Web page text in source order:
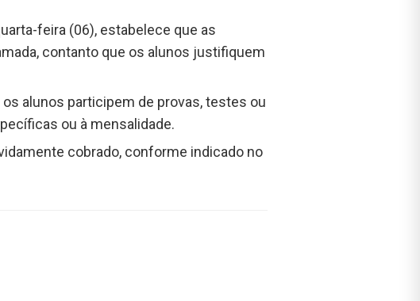
feira (06), estabelece que as
contanto que os alunos justifiquem
alunos participem de provas, testes ou
ou à mensalidade.
cobrado, conforme indicado no